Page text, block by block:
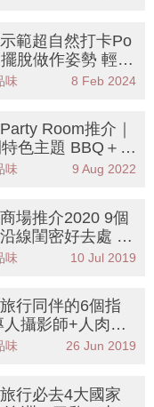
範超自然打卡Po
脫做作姿勢 輕鬆
神級
味 8 Feb 2024
Room推介｜
色主題 BBQ＋唱
麻雀！霓虹燈/土
味 9 Aug 2022
場推介2020 9個
線閨密好去處 必
天地
味 10 Jul 2019
行同伴的6個指
少
味 26 Jun 2019
行必去4大國家